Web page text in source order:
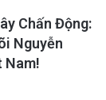
Chấn Động:
Nguyễn
Nam!